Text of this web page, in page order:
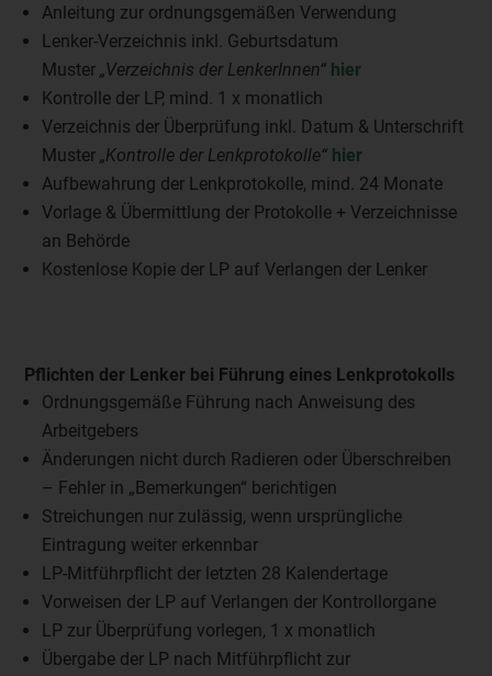
Anleitung zur ordnungsgemäßen Verwendung
Lenker-Verzeichnis inkl. Geburtsdatum
Muster „Verzeichnis der LenkerInnen“ hier
Kontrolle der LP, mind. 1 x monatlich
Verzeichnis der Überprüfung inkl. Datum & Unterschrift
Muster „Kontrolle der Lenkprotokolle“ hier
Aufbewahrung der Lenkprotokolle, mind. 24 Monate
Vorlage & Übermittlung der Protokolle + Verzeichnisse
an Behörde
Kostenlose Kopie der LP auf Verlangen der Lenker
Pflichten der Lenker bei Führung eines Lenkprotokolls
Ordnungsgemäße Führung nach Anweisung des
Arbeitgebers
Änderungen nicht durch Radieren oder Überschreiben
– Fehler in „Bemerkungen“ berichtigen
Streichungen nur zulässig, wenn ursprüngliche
Eintragung weiter erkennbar
LP-Mitführpflicht der letzten 28 Kalendertage
Vorweisen der LP auf Verlangen der Kontrollorgane
LP zur Überprüfung vorlegen, 1 x monatlich
Übergabe der LP nach Mitführpflicht zur